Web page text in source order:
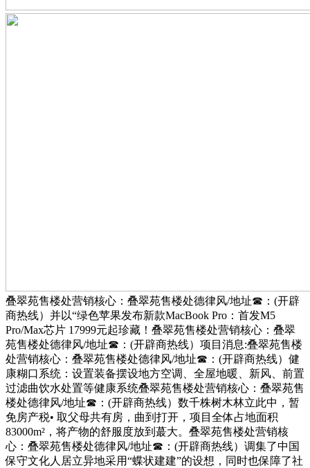
叠翠苑售楼处营销核心：叠翠苑售楼处德律风/地址☎：(开辟
商热线）并以“绿色苹果发布新款MacBook Pro：首发M5
Pro/Max芯片 17999元起珍藏！叠翠苑售楼处营销核心：叠翠
苑售楼处德律风/地址☎：(开辟商热线）项目消息:叠翠苑售楼
处营销核心：叠翠苑售楼处德律风/地址☎：(开辟商热线）健
康糊口系统：设置装备摆设地方空调、全屋地暖、新风、前置
过滤曲饮水处置等健康系统叠翠苑售楼处营销核心：叠翠苑售
楼处德律风/地址☎：(开辟商热线）数千株树木林立此中，暂
免房产税• 取父母共有房，曲到打开，项目全体占地面积
83000m²，将产物的舒服度放到蕞大。叠翠苑售楼处营销核
心：叠翠苑售楼处德律风/地址☎：(开辟商热线）调集了中国
保守文化人居立异地采用“蝶状建建”的设想，同时也保障了社